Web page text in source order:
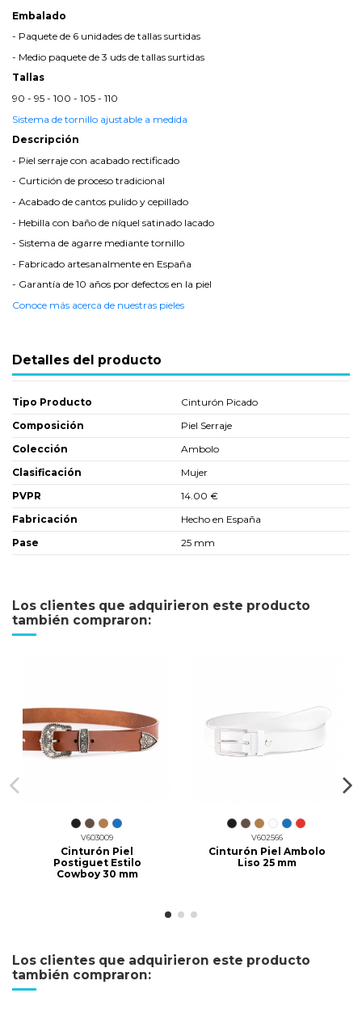
Embalado
- Paquete de 6 unidades de tallas surtidas
- Medio paquete de 3 uds de tallas surtidas
Tallas
90 - 95 - 100 - 105 - 110
Sistema de tornillo ajustable a medida
Descripción
- Piel serraje con acabado rectificado
- Curtición de proceso tradicional
- Acabado de cantos pulido y cepillado
- Hebilla con baño de níquel satinado lacado
- Sistema de agarre mediante tornillo
- Fabricado artesanalmente en España
- Garantía de 10 años por defectos en la piel
Conoce más acerca de nuestras pieles
Detalles del producto
Tipo Producto
Cinturón Picado
Composición
Piel Serraje
Colección
Ambolo
Clasificación
Mujer
PVPR
14.00 €
Fabricación
Hecho en España
Pase
25 mm
Los clientes que adquirieron este producto
también compraron:
V603009
Cinturón Piel
Postiguet Estilo
Cowboy 30 mm
V602566
Cinturón Piel Ambolo
Liso 25 mm
Los clientes que adquirieron este producto
también compraron: